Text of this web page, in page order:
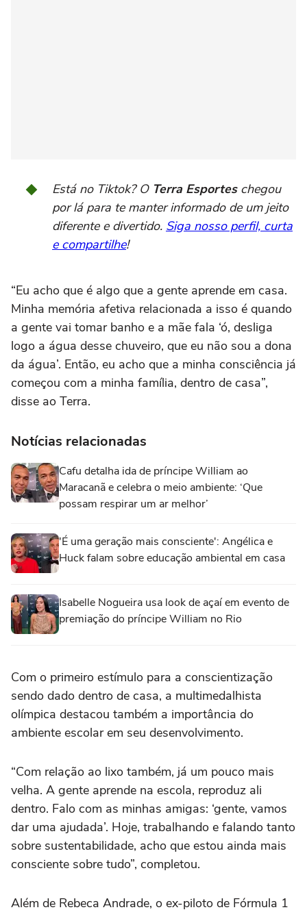
Está no Tiktok? O Terra Esporteschegou
por lá para te manter informado de um jeito
diferente e divertido. Siga nosso perfil, curta
e compartilhe!
“Eu acho que é algo que a gente aprende em casa.
Minha memória afetiva relacionada a isso é quando
a gente vai tomar banho e a mãe fala ‘ó, desliga
logo a água desse chuveiro, que eu não sou a dona
da água’. Então, eu acho que a minha consciência já
começou com a minha família, dentro de casa”,
disse ao Terra.
Notícias relacionadas
Cafu detalha ida de príncipe William ao
Maracanã e celebra o meio ambiente: ‘Que
possam respirar um ar melhor’
'É uma geração mais consciente': Angélica e
Huck falam sobre educação ambiental em casa
Isabelle Nogueira usa look de açaí em evento de
premiação do príncipe William no Rio
Com o primeiro estímulo para a conscientização
sendo dado dentro de casa, a multimedalhista
olímpica destacou também a importância do
ambiente escolar em seu desenvolvimento.
“Com relação ao lixo também, já um pouco mais
velha. A gente aprende na escola, reproduz ali
dentro. Falo com as minhas amigas: ‘gente, vamos
dar uma ajudada’. Hoje, trabalhando e falando tanto
sobre sustentabilidade, acho que estou ainda mais
consciente sobre tudo”, completou.
Além de Rebeca Andrade, o ex-piloto de Fórmula 1